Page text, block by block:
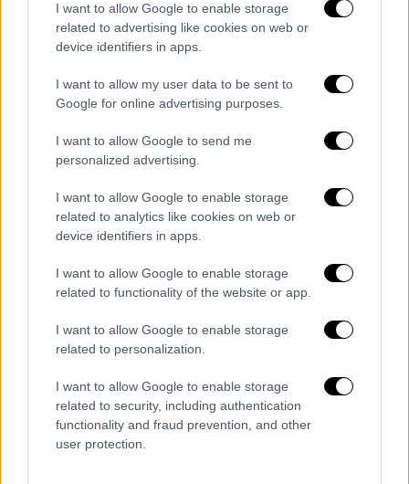
I want to allow Google to enable storage
related to advertising like cookies on web or
device identifiers in apps.
I want to allow my user data to be sent to
Google for online advertising purposes.
I want to allow Google to send me
personalized advertising.
I want to allow Google to enable storage
related to analytics like cookies on web or
device identifiers in apps.
I want to allow Google to enable storage
related to functionality of the website or app.
I want to allow Google to enable storage
related to personalization.
I want to allow Google to enable storage
related to security, including authentication
functionality and fraud prevention, and other
user protection.
Αποτελεί το πρώτο μέρος μιας τριλογίας με
τα εξής επόμενα μέρη: το δεύτερο βιβλίο με
τίτλο «
Catching Fire
» (μτφ. Φωτιά) και το
τρίτο με τίτλο «Mockingjay» (μτφ.
συγγραφέαςSuzanne Collinsπροσφέρει
ισάξια μέρη αγωνίας και φιλοσοφίας,
περιπέτειας και ρομαντισμού, σ' αυτό το
συγκινητικό μυθιστόρημα που
διαδραματίζεται σ' ένα μέλλον, το οποίο έχει
ανησυχητικές ομοιότητες με το παρόν μας.